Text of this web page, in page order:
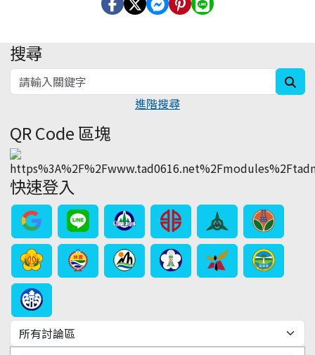
:::
搜尋
進階搜尋
QR Code 區塊
快速登入